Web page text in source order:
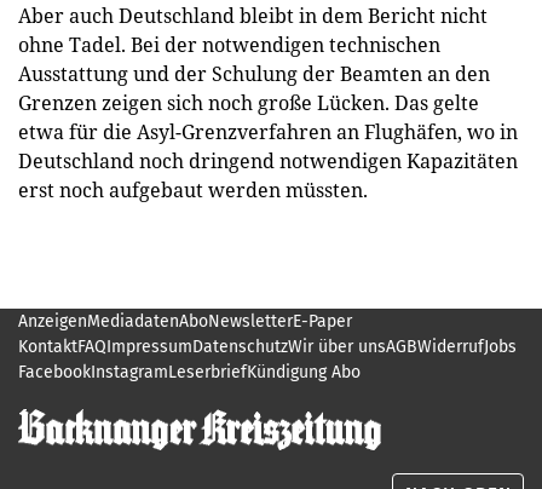
Aber auch Deutschland bleibt in dem Bericht nicht
ohne Tadel. Bei der notwendigen technischen
Ausstattung und der Schulung der Beamten an den
Grenzen zeigen sich noch große Lücken. Das gelte
etwa für die Asyl-Grenzverfahren an Flughäfen, wo in
Deutschland noch dringend notwendigen Kapazitäten
erst noch aufgebaut werden müssten.
AnzeigenMediadatenAboNewsletterE-Paper
KontaktFAQImpressumDatenschutzWir über unsAGBWiderrufJobs
FacebookInstagramLeserbriefKündigung Abo